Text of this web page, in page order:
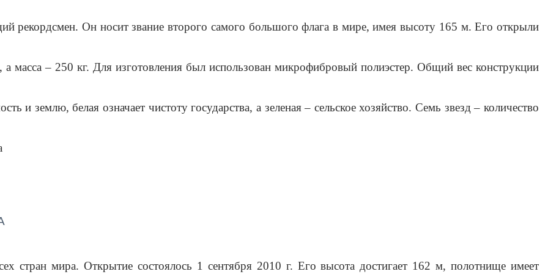
рекордсмен. Он носит звание второго самого большого флага в мире, имея высоту 165 м. Его открыли
– 250 кг. Для изготовления был использован микрофибровый полиэстер. Общий вес конструкции
и землю, белая означает чистоту государства, а зеленая – сельское хозяйство. Семь звезд – количество
стран мира. Открытие состоялось 1 сентября 2010 г. Его высота достигает 162 м, полотнище имеет